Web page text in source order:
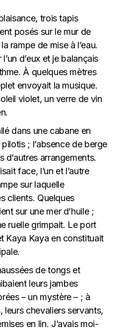
trois tapis
posés sur le mur de
rampe de mise à l’eau.
l’un d’eux et je balançais
À quelques mètres
envoyait la musique.
violet, un verre de vin
dans une cabane en
; l’absence de berge
d’autres arrangements.
face, l’un et l’autre
sur laquelle
clients. Quelques
sur une mer d’huile ;
ruelle grimpait. Le port
Kaya Kaya en constituait
de tongs et
leurs jambes
– un mystère – ; à
leurs chevaliers servants,
en lin. J’avais moi-